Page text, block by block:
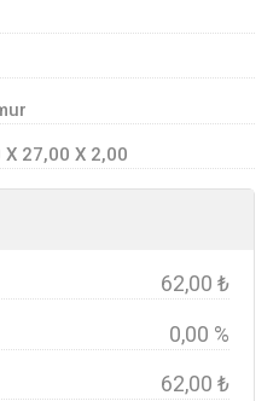
X 27,00 X 2,00
62,00 ₺
0,00 %
62,00 ₺